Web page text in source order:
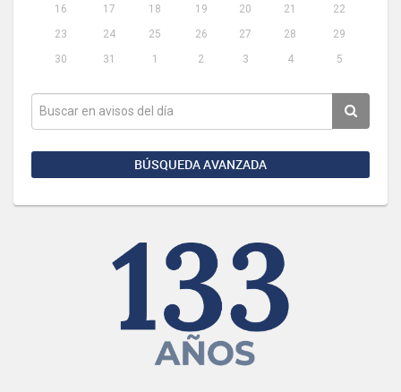
16
17 18 19 20 21
22
23
24 25 26 27 28
29
30
31 1 2 3 4 5
BÚSQUEDA AVANZADA